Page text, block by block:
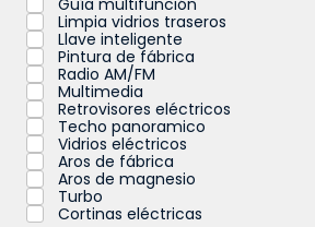
Guía multifunción
Limpia vidrios traseros
Llave inteligente
Pintura de fábrica
Radio AM/FM
Multimedia
Retrovisores eléctricos
Techo panoramico
Vidrios eléctricos
Aros de fábrica
Aros de magnesio
Turbo
Cortinas eléctricas